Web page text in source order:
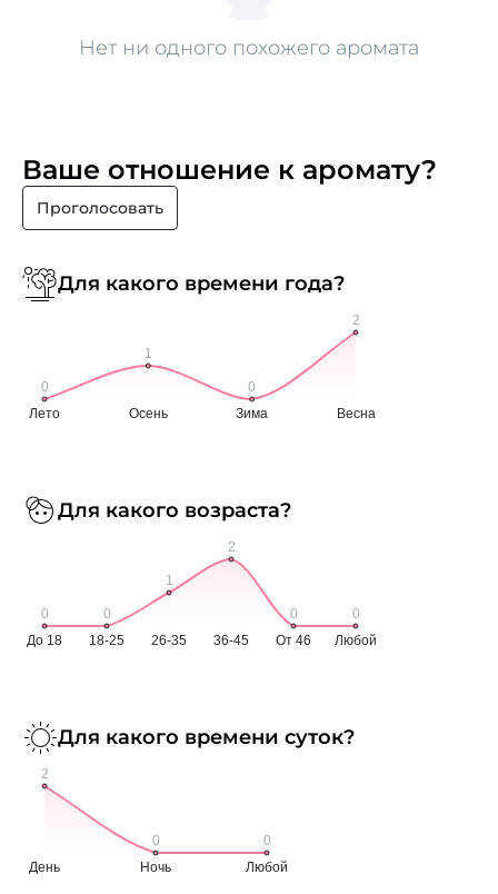
Нет ни одного похожего аромата
Ваше отношение к аромату?
Проголосовать
Для какого времени года?
Для какого возраста?
Для какого времени суток?